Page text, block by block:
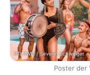
RTLZWEI / Severin Schweiger
Poster der